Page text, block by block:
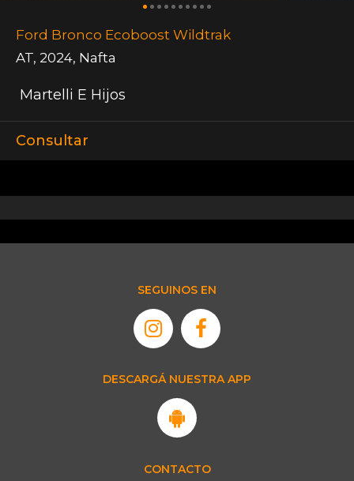
Ford Bronco Ecoboost Wildtrak
AT, 2024, Nafta
Martelli E Hijos
Consultar
SEGUINOS EN
DESCARGÁ NUESTRA APP
CONTACTO